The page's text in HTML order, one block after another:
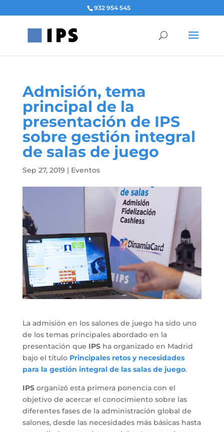
932 954 545
Admisión, tema
principal de la
presentación de IPS
sobre gestión integral
de salas de juego
Sep 27, 2019 | Eventos
La admisión en los salones de juego ha sido uno
de los temas principales abordado en la
presentación que IPS ha organizado en Madrid
bajo el título Principales retos y necesidades
para la gestión integral de las salas de juego.
IPSorganizó esta primera ponencia con el
objetivo de acercar el conocimiento sobre las
diferentes fases de la administración global de
salones, desde las necesidades más básicas hasta